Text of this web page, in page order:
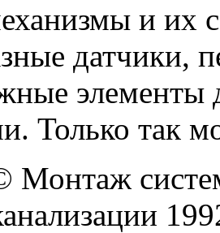
и их
датчики,
Только так
Монтаж